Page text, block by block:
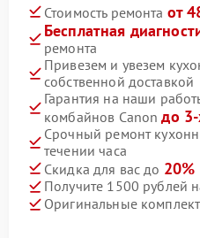
Стоимость ремонта от
Бесплатная
ремонта
Привезем и увезем
собственной доставкой
Гарантия на наши
комбайнов Canonдо
Срочный ремонт
течении часа
Скидка для вас до 20%
Получите 1500 рублей
Оригинальные